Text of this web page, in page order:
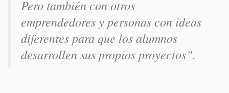
Pero también con otros
emprendedores y personas con ideas
diferentes para que los alumnos
desarrollen sus propios proyectos”.